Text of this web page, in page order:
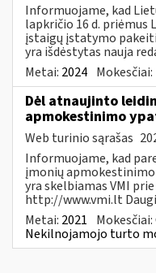
Informuojame, kad
lapkričio 16 d. priėmus
įstaigų įstatymo
yra išdėstytas nauja
Metai: 2024 Mokesčiai:
Dėl atnaujinto
apmokestinimo
Web turinio sąrašas
Informuojame, kad
įmonių apmokestinimo
yra skelbiamas VMI
http://www.vmi.lt
Metai: 2021 Mokesčiai:
Nekilnojamojo turto